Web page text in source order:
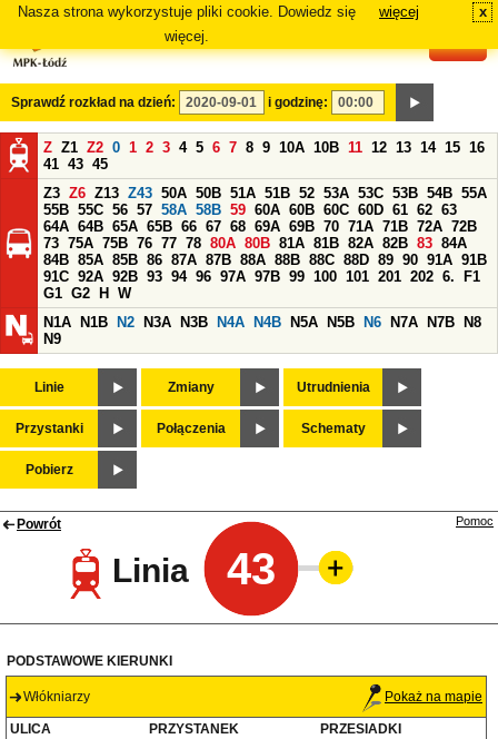
Nasza strona wykorzystuje pliki cookie. Dowiedz się
więcej.
więcej x
Sprawdź rozkład na dzień: i godzinę:
Z Z1 Z2 0 1 2 3 4 5 6 7 8 9 10A 10B 11 12 13 14 15 16
41 43 45
Z3 Z6 Z13 Z43 50A 50B 51A 51B 52 53A 53C 53B 54B 55A
55B 55C 56 57 58A 58B 59 60A 60B 60C 60D 61 62 63
64A 64B 65A 65B 66 67 68 69A 69B 70 71A 71B 72A 72B
73 75A 75B 76 77 78 80A 80B 81A 81B 82A 82B 83 84A
84B 85A 85B 86 87A 87B 88A 88B 88C 88D 89 90 91A 91B
91C 92A 92B 93 94 96 97A 97B 99 100 101 201 202 6.
F1
G1 G2 H
W
N1A
N1B N2 N3A N3B N4A N4B N5A N5B N6 N7A N7B
N8
N9
Linie Zmiany Utrudnienia
Przystanki Połączenia Schematy
Pobierz
Powrót
Linia 43
Pomoc
PODSTAWOWE KIERUNKI
Włókniarzy Pokaż na mapie
ULICA PRZYSTANEK
PRZESIADKI